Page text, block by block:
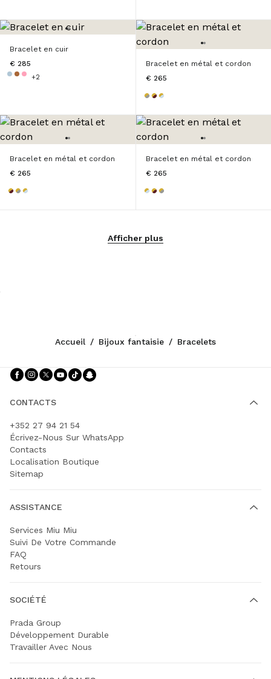
Bracelet en cuir
€ 285
+2
Bracelet en métal et cordon
€ 265
Bracelet en métal et cordon
€ 265
Bracelet en métal et cordon
€ 265
Afficher plus
Accueil / Bijoux fantaisie / Bracelets
Suivez-nous facebook
Suivez-nous instagram
Suivez-nous twitter
Suivez-nous youtube
Suivez-nous tiktok
CONTACTS
+352 27 94 21 54
Écrivez-Nous Sur WhatsApp
Contacts
Localisation Boutique
Sitemap
ASSISTANCE
Services Miu Miu
Suivi De Votre Commande
FAQ
Retours
SOCIÉTÉ
Prada Group
Développement Durable
Travailler Avec Nous